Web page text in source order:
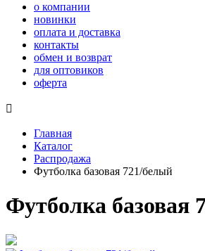
о компании
новинки
оплата и доставка
контакты
обмен и возврат
для оптовиков
оферта

Главная
Каталог
Распродажа
Футболка базовая 721/белый
Футболка базовая